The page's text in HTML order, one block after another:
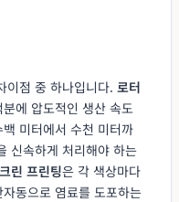
이점 중 하나입니다. 로터
에 압도적인 생산 속도
미터에서 수천 미터까
신속하게 처리해야 하는
린 프린팅은 각 색상마다
동으로 염료를 도포하는